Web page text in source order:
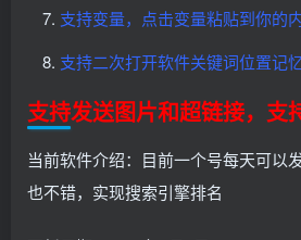
支持变量，点击变量粘贴到你的
支持二次打开软件关键词位置记
支持发送图片和超链接，支
当前软件介绍：目前一个号每天可以
也不错，实现搜索引擎排名